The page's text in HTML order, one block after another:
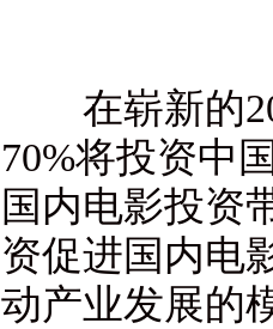
在崭新的
70%将投资中
国内电影投资
资促进国内电
动产业发展的